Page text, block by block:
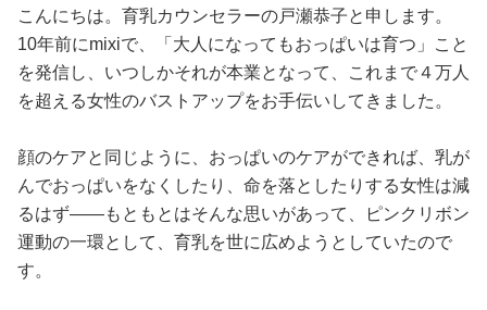
こんにちは。育乳カウンセラーの戸瀬恭子と申します。
10年前にmixiで、「大人になってもおっぱいは育つ」こと
を発信し、いつしかそれが本業となって、これまで４万人
を超える女性のバストアップをお手伝いしてきました。
顔のケアと同じように、おっぱいのケアができれば、乳が
んでおっぱいをなくしたり、命を落としたりする女性は減
るはず――もともとはそんな思いがあって、ピンクリボン
運動の一環として、育乳を世に広めようとしていたので
す。